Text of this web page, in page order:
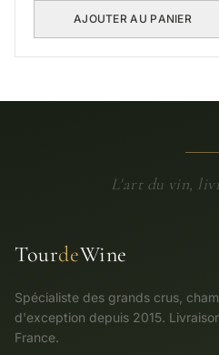
AJOUTER AU PANIER
L'art du vin,
TourdeWine
Spécialiste des grands crus,
d'exception depuis 2015.
France.